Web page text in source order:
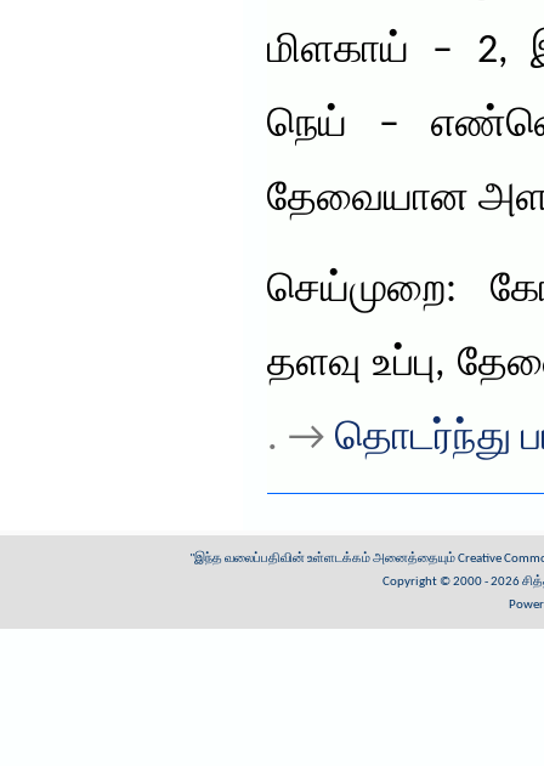
மிளகாய் – 2,
நெய் –
தேவையான
செய்முறை:
தளவு உப்பு,
. → தொடர்ந்து
"இந்த வலைப்பதிவின் உள்ளடக்கம் அனைத்தையும்Creative
Copyright © 2000 - 2026